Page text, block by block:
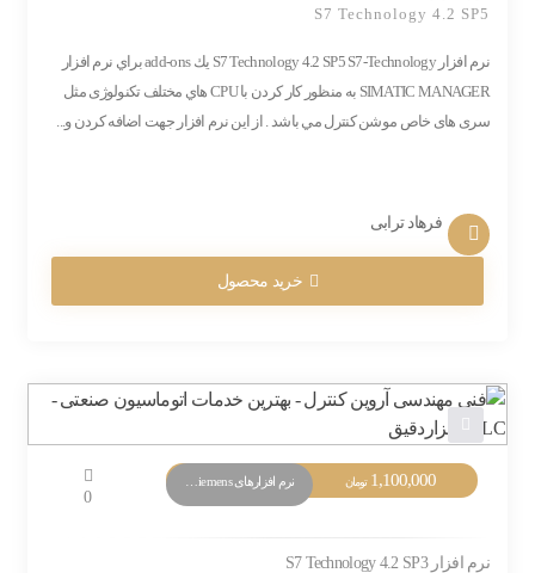
S7 Technology 4.2 SP5
نرم افزار S7 Technology 4.2 SP5 S7-Technology يك add-ons براي نرم افزار
SIMATIC MANAGER به منظور كار كردن با CPU هاي مختلف تکنولوژی مثل
سری های خاص موشن کنترل مي باشد . از این نرم افزار جهت اضافه کردن و...
فرهاد ترابی
خرید محصول
1,100,000 تومان نرم افزارهای PLC Siemens
0
نرم افزار S7 Technology 4.2 SP3